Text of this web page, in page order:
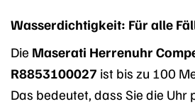
Wasserdichtigkeit: Für alle
Die Maserati Herrenuhr
R8853100027 ist bis zu 100
Das bedeutet, dass Sie die Uhr